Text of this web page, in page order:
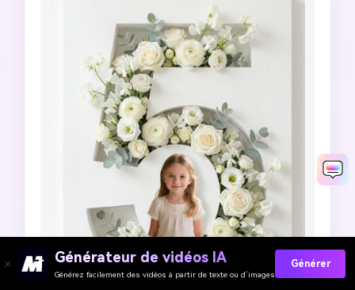
Générateur de vidéos IA
Générez facilement des vidéos à partir de texte ou d’images
Générer